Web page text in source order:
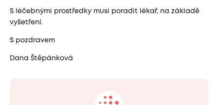
S léčebnými prostředky musí poradit lékař, na základě
vyšetření.
S pozdravem
Dana Štěpánková